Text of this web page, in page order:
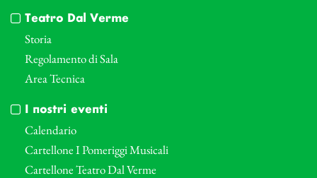
Teatro Dal Verme
Storia
Regolamento di Sala
Area Tecnica
I nostri eventi
Calendario
Cartellone I Pomeriggi Musicali
Cartellone Teatro Dal Verme